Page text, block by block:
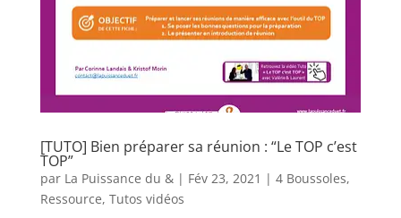
[TUTO] Bien préparer sa réunion : “Le TOP c’est
TOP”
par La Puissance du &| Fév 23, 2021 | 4 Boussoles,
Ressource, Tutos vidéos